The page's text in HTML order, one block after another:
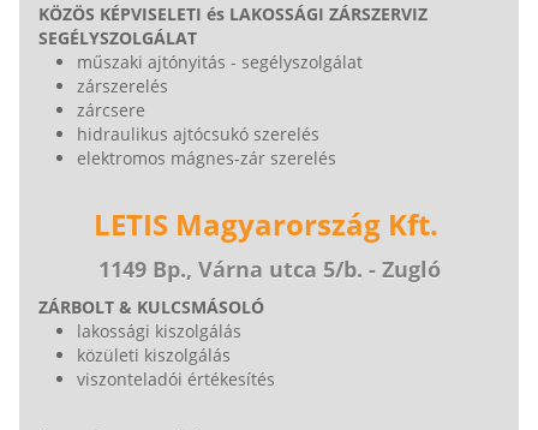
KÖZÖS KÉPVISELETI és LAKOSSÁGI ZÁRSZERVIZ
SEGÉLYSZOLGÁLAT
műszaki ajtónyitás - segélyszolgálat
zárszerelés
zárcsere
hidraulikus ajtócsukó szerelés
elektromos mágnes-zár szerelés
LETIS Magyarország Kft.
1149 Bp., Várna utca 5/b. - Zugló
ZÁRBOLT & KULCSMÁSOLÓ
lakossági kiszolgálás
közületi kiszolgálás
viszonteladói értékesítés